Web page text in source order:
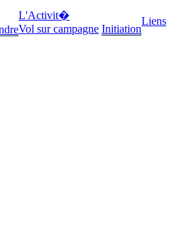
L'Activit�
Vol sur campagne Initiation
Liens